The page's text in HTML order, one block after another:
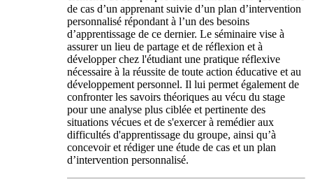
de cas d’un apprenant suivie d’un plan d’intervention
personnalisé répondant à l’un des besoins
d’apprentissage de ce dernier. Le séminaire vise à
assurer un lieu de partage et de réflexion et à
développer chez l'étudiant une pratique réflexive
nécessaire à la réussite de toute action éducative et au
développement personnel. Il lui permet également de
confronter les savoirs théoriques au vécu du stage
pour une analyse plus ciblée et pertinente des
situations vécues et de s'exercer à remédier aux
difficultés d'apprentissage du groupe, ainsi qu’à
concevoir et rédiger une étude de cas et un plan
d’intervention personnalisé.